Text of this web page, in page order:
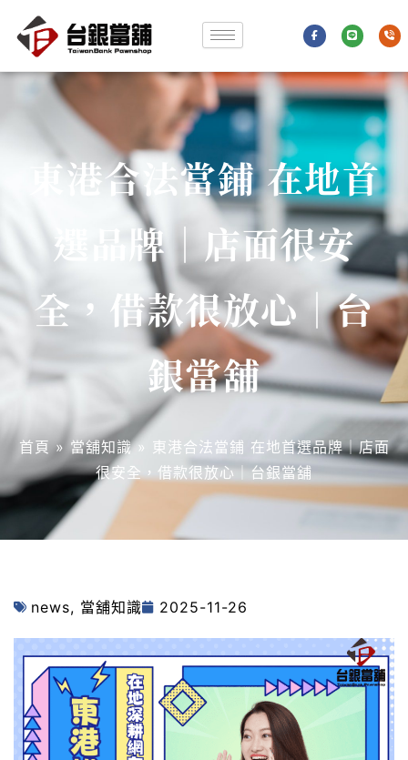
F
a
c
o
o
k
-
f
L
i
n
P
h
o
-
v
o
東港合法當鋪 在地首
選品牌｜店面很安
全，借款很放心｜台
銀當舖
首頁 » 當舖知識» 東港合法當鋪 在地首選品牌｜店面
很安全，借款很放心｜台銀當舖
news, 當舖知識 2025-11-26